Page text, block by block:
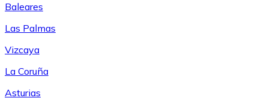
Baleares
Las Palmas
Vizcaya
La Coruña
Asturias